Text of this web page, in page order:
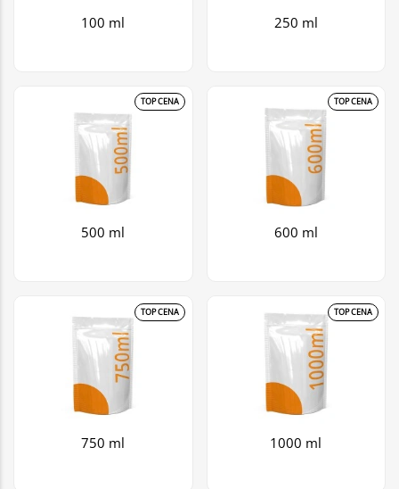
100 ml 250 ml
500 ml
TOP CENA
600 ml
TOP CENA
750 ml
TOP CENA
1000 ml
TOP CENA